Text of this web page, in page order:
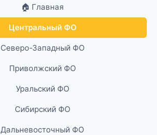
🏠 Главная
Центральный ФО
Северо-Западный ФО
Приволжский ФО
Уральский ФО
Сибирский ФО
Дальневосточный ФО